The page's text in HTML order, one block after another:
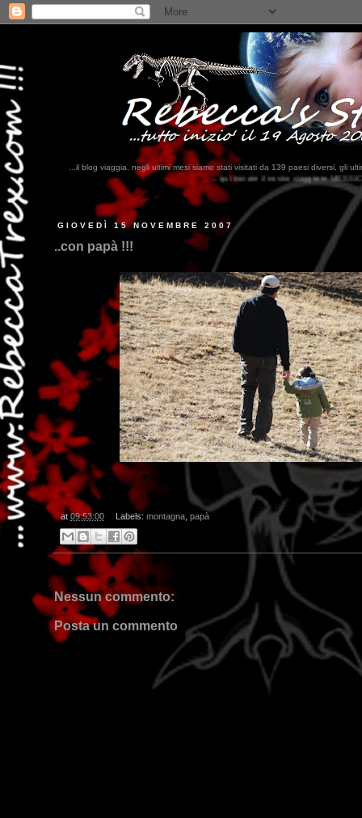
...il blog viaggia, negli ultimi mesi siamo stati visitati da 139 paesi diversi, gli
...qui trovate il nostro viaggio in MESSICO 2023...clikka qui !!!
GIOVEDÌ 15 NOVEMBRE 2007
..con papà !!!
at09:53:00 Labels: montagna, papà
Nessun commento:
Posta un commento